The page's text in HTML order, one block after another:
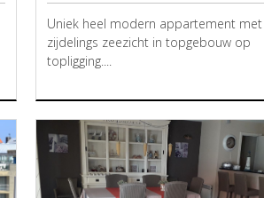
Uniek heel modern appartement met
zijdelings zeezicht in topgebouw op
topligging....